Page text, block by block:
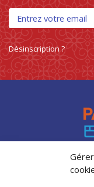
Désinscription ?